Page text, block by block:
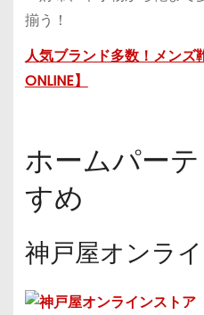
揃う！
人気ブランド多数！メンズ
ONLINE】
ホームパー
すめ
神戸屋オンラ